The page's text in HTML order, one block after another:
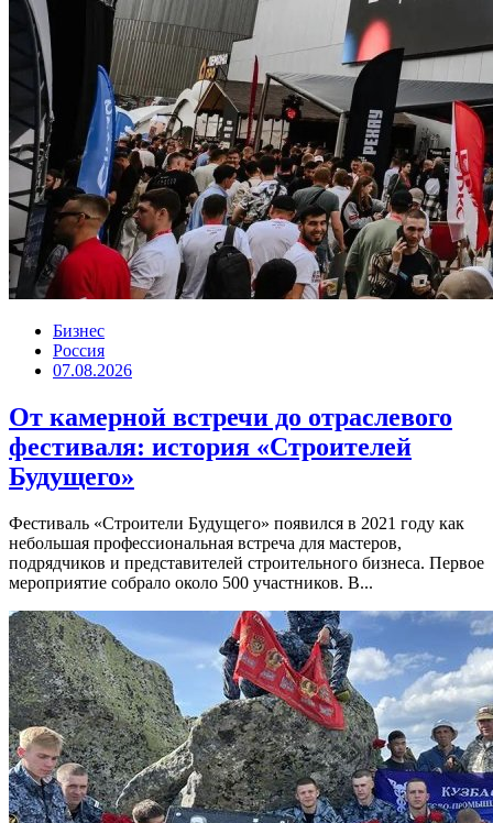
Бизнес
Россия
07.08.2026
От камерной встречи до отраслевого
фестиваля: история «Строителей
Будущего»
Фестиваль «Строители Будущего» появился в 2021 году как
небольшая профессиональная встреча для мастеров,
подрядчиков и представителей строительного бизнеса. Первое
мероприятие собрало около 500 участников. В...